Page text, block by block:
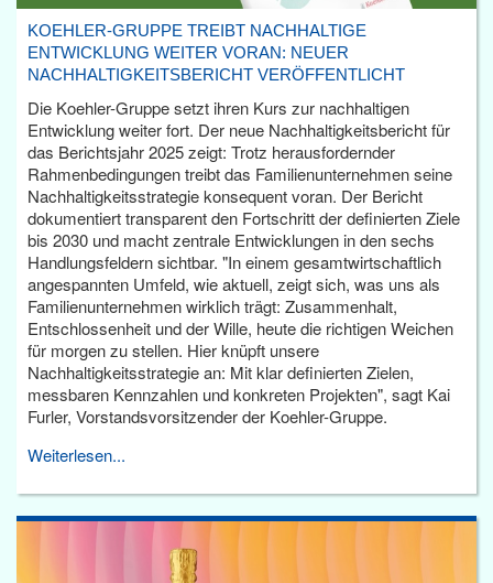
KOEHLER-GRUPPE TREIBT NACHHALTIGE
ENTWICKLUNG WEITER VORAN: NEUER
NACHHALTIGKEITSBERICHT VERÖFFENTLICHT
Die Koehler-Gruppe setzt ihren Kurs zur nachhaltigen
Entwicklung weiter fort. Der neue Nachhaltigkeitsbericht für
das Berichtsjahr 2025 zeigt: Trotz herausfordernder
Rahmenbedingungen treibt das Familienunternehmen seine
Nachhaltigkeitsstrategie konsequent voran. Der Bericht
dokumentiert transparent den Fortschritt der definierten Ziele
bis 2030 und macht zentrale Entwicklungen in den sechs
Handlungsfeldern sichtbar. "In einem gesamtwirtschaftlich
angespannten Umfeld, wie aktuell, zeigt sich, was uns als
Familienunternehmen wirklich trägt: Zusammenhalt,
Entschlossenheit und der Wille, heute die richtigen Weichen
für morgen zu stellen. Hier knüpft unsere
Nachhaltigkeitsstrategie an: Mit klar definierten Zielen,
messbaren Kennzahlen und konkreten Projekten", sagt Kai
Furler, Vorstandsvorsitzender der Koehler-Gruppe.
Weiterlesen...